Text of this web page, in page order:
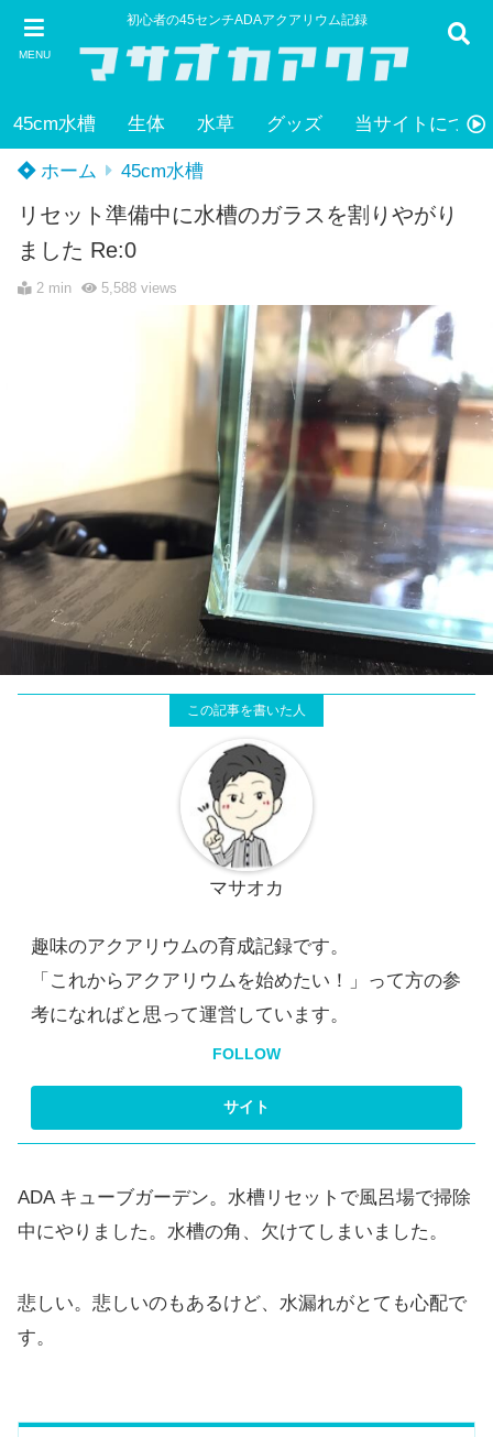
MENU
初心者の45センチADAアクアリウム記録
45cm水槽 生体 水草 グッズ 当サイトについ
ホーム 45cm水槽
リセット準備中に水槽のガラスを割りやがり
ました Re:0
2 min 5,588views
マサオカ
趣味のアクアリウムの育成記録です。
「これからアクアリウムを始めたい！」って方の参
考になればと思って運営しています。
FOLLOW
ADA キューブガーデン。水槽リセットで風呂場で掃除
中にやりました。水槽の角、欠けてしまいました。
悲しい。悲しいのもあるけど、水漏れがとても心配で
す。